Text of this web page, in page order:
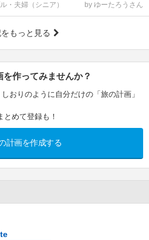
・夫婦（シニア）
by ゆーたろうさん
もっと見る
作ってみませんか？
おりのように自分だけの「旅の計画」
めて登録も！
計画を作成する